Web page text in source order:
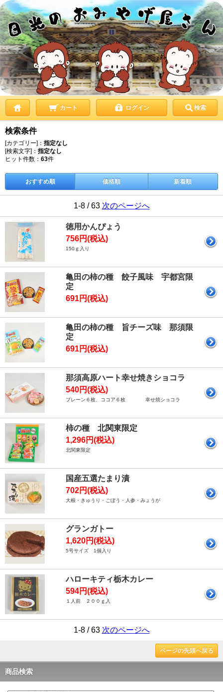
カート ログイン 検索
検索条件
[カテゴリー]： 指定なし
[検索文字]： 指定なし
ヒット件数： 63件
おすすめ順 価格順 新着順
1-8 / 63 次のページへ
徳用かんぴょう
756円(税込)
150ｇ入り
亀田の柿の種 餃子風味 宇都宮限
定
691円(税込)
亀田の柿の種 旨チーズ味 那須限
定
691円(税込)
那須高原ハート幸せ焼きショコラ
540円(税込)
プレーン６枚、ココア６枚 幸せ焼ショコラ
柿の種 北関東限定
1,296円(税込)
北関東限定
国産五選たまり漬
702円(税込)
大根・きゅうり・ごぼう・人参・みょうが
グランガトー
1,620円(税込)
5号サイズ 1個入り
ハローキティ栃木カレー
594円(税込)
１人前 ２００ｇ入
1-8 / 63 次のページへ
ページの先頭へ戻る
商品検索